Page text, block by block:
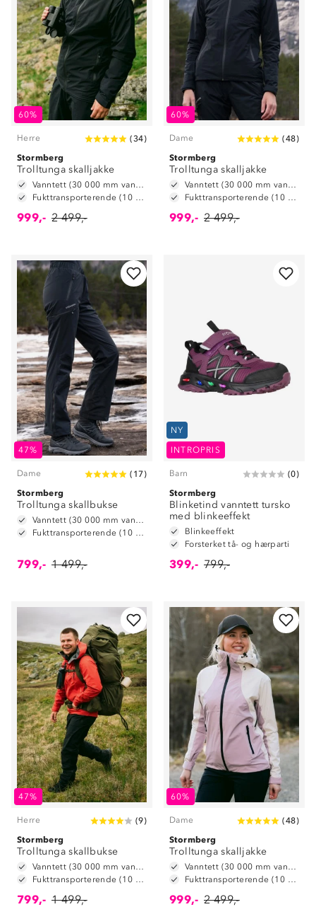
60%
Herre (34)
Stormberg
Trolltunga skalljakke
Vanntett (30 000 mm vannsøyle)
Fukttransporterende (10 000 g/m2/24t)
999,- 2 499,-
60%
Dame (48)
Stormberg
Trolltunga skalljakke
Vanntett (30 000 mm vannsøyle)
Fukttransporterende (10 000 g/m2/24t)
999,- 2 499,-
47%
Dame ( 17)
Stormberg
Trolltunga skallbukse
Vanntett (30 000 mm vannsøyle)
Fukttransporterende (10 000 g/m2/24t)
799,- 1 499,-
NY
INTROPRIS
Barn (0)
Stormberg
Blinketind vanntett tursko
med blinkeeffekt
Blinkeeffekt
Forsterket tå- og hærparti
399,- 799,-
47%
Herre (9)
Stormberg
Trolltunga skallbukse
Vanntett (30 000 mm vannsøyle)
Fukttransporterende (10 000 g/m2/24t)
799,- 1 499,-
60%
Dame (48)
Stormberg
Trolltunga skalljakke
Vanntett (30 000 mm vannsøyle)
Fukttransporterende (10 000 g/m2/24t)
999,- 2 499,-